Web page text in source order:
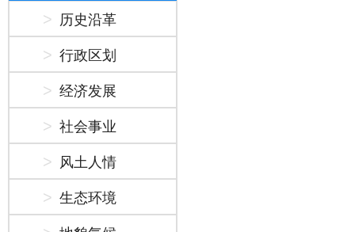
历史沿革
行政区划
经济发展
社会事业
风土人情
生态环境